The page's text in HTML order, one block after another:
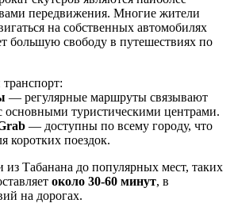
передвижения. Многие жители
на собственных автомобилях
большую свободу в путешествиях по
— регулярные маршруты связывают
основными туристическими центрами.
— доступны по всему городу, что
коротких поездок.
из Табанана до популярных мест, таких
около 30-60 минут, в
на дорогах.